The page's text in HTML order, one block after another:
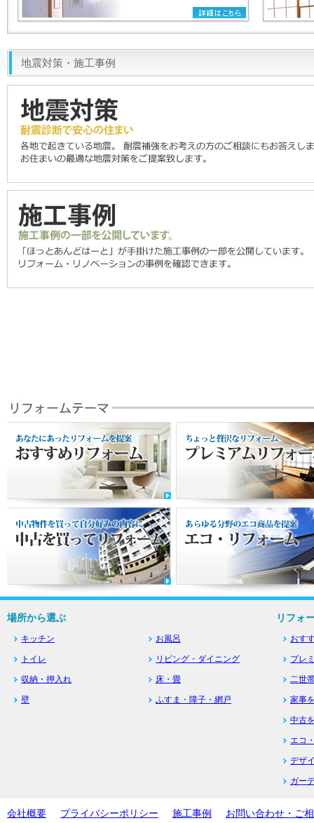
地震対策・施工事例
場所から選ぶ
キッチン
トイレ
収納・押入れ
壁
お風呂
リビング・ダイニング
床・畳
ふすま・障子・網戸
リフォ
おす
プレ
二世
家事
中古
エコ
デザ
ガー
会社概要 プライバシーポリシー 施工事例 お問い合わせ・ご